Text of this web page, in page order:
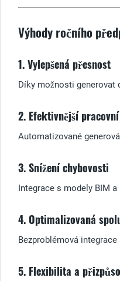
Výhody ročního
1. Vylepšená přesnost
Díky možnosti generovat
2. Efektivnější
Automatizované
3. Snížení chybovosti
Integrace s modely BIM
4. Optimalizovaná
Bezproblémová
5. Flexibilita a